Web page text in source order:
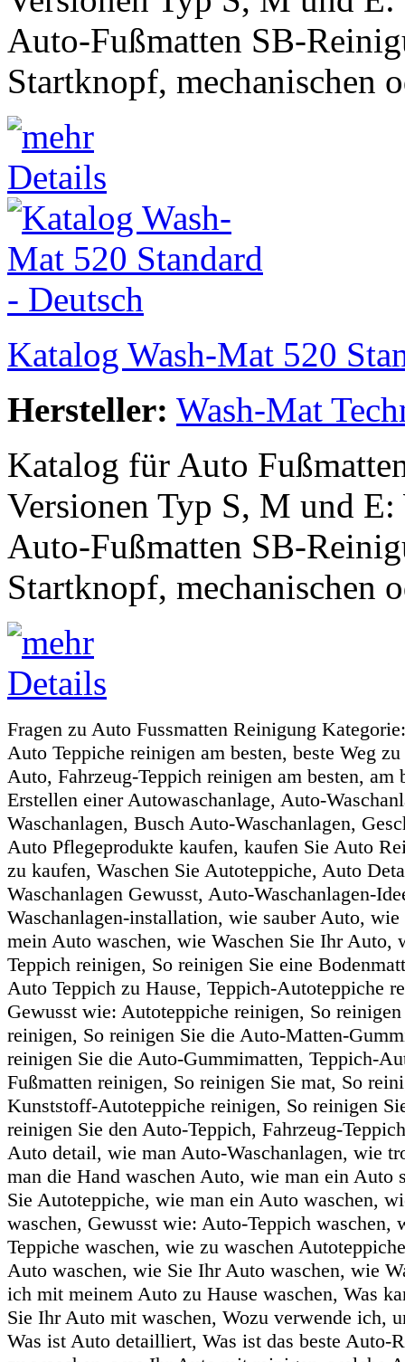
Auto-Fußmatten SB-
Startknopf, mechanischen
Katalog Wash-Mat 520
Hersteller: Wash-Mat
Katalog für Auto
Versionen Typ S, M und
Auto-Fußmatten SB-
Startknopf, mechanischen
Fragen zu Auto Fussmatten Reinigung
Auto Teppiche reinigen am besten, beste Weg
Auto, Fahrzeug-Teppich reinigen am besten,
Erstellen einer Autowaschanlage, Auto-
Waschanlagen, Busch Auto-Waschanlagen,
Auto Pflegeprodukte kaufen, kaufen Sie Auto
zu kaufen, Waschen Sie Autoteppiche, Auto
Waschanlagen Gewusst, Auto-Waschanlagen-
Waschanlagen-installation, wie sauber Auto,
mein Auto waschen, wie Waschen Sie Ihr Auto,
Teppich reinigen, So reinigen Sie eine
Auto Teppich zu Hause, Teppich-Autoteppiche
Gewusst wie: Autoteppiche reinigen, So
reinigen, So reinigen Sie die Auto-Matten-
reinigen Sie die Auto-Gummimatten, Teppich-
Fußmatten reinigen, So reinigen Sie mat, So
Kunststoff-Autoteppiche reinigen, So reinigen
reinigen Sie den Auto-Teppich, Fahrzeug-
Auto detail, wie man Auto-Waschanlagen, wie
man die Hand waschen Auto, wie man ein
Sie Autoteppiche, wie man ein Auto waschen,
waschen, Gewusst wie: Auto-Teppich
Teppiche waschen, wie zu waschen
Auto waschen, wie Sie Ihr Auto waschen, wie
ich mit meinem Auto zu Hause waschen, Was
Sie Ihr Auto mit waschen, Wozu verwende ich,
Was ist Auto detailliert, Was ist das beste